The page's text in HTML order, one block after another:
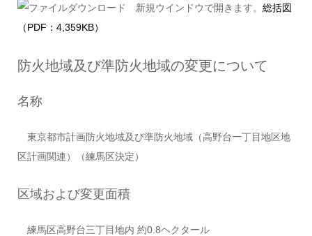
総括図
（PDF：4,359KB）
防火地域及び準防火地域の変更について
名称
東京都市計画防火地域及び準防火地域（高野台一丁目地区地
区計画関連）（練馬区決定）
区域および変更面積
練馬区高野台三丁目地内 約0.8ヘクタール